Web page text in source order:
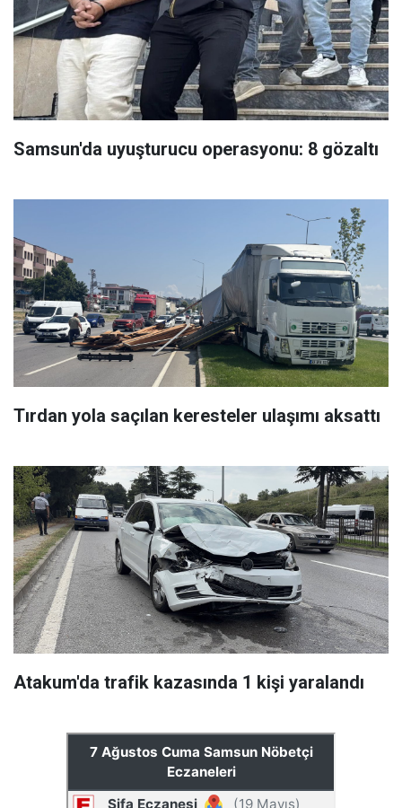
Samsun'da uyuşturucu operasyonu: 8 gözaltı
Tırdan yola saçılan keresteler ulaşımı aksattı
Atakum'da trafik kazasında 1 kişi yaralandı